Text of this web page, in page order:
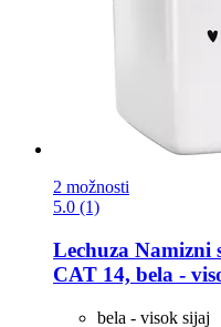
2 možnosti
5.0 (1)
Lechuza Namizni
CAT 14, bela -​
bela - visok sijaj